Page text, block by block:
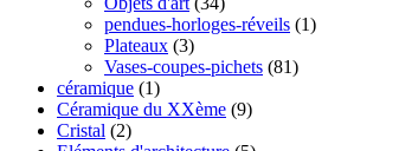
pendues-horloges-réveils (1)
Plateaux (3)
Vases-coupes-pichets (81)
céramique (1)
Céramique du XXème (9)
Cristal (2)